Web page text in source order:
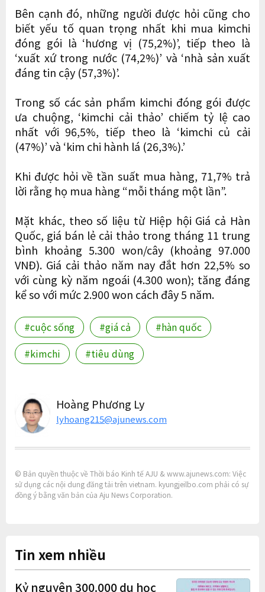
Bên cạnh đó, những người được hỏi cũng cho
biết yếu tố quan trọng nhất khi mua kimchi
đóng gói là ‘hương vị (75,2%)’, tiếp theo là
‘xuất xứ trong nước (74,2%)’ và ‘nhà sản xuất
đáng tin cậy (57,3%)’.
Trong số các sản phẩm kimchi đóng gói được
ưa chuộng, ‘kimchi cải thảo’ chiếm tỷ lệ cao
nhất với 96,5%, tiếp theo là ‘kimchi củ cải
(47%)’ và ‘kim chi hành lá (26,3%).’
Khi được hỏi về tần suất mua hàng, 71,7% trả
lời rằng họ mua hàng “mỗi tháng một lần”.
Mặt khác, theo số liệu từ Hiệp hội Giá cả Hàn
Quốc, giá bán lẻ cải thảo trong tháng 11 trung
bình khoảng 5.300 won/cây (khoảng 97.000
VNĐ). Giá cải thảo năm nay đắt hơn 22,5% so
với cùng kỳ năm ngoái (4.300 won); tăng đáng
kể so với mức 2.900 won cách đây 5 năm.
#cuộc sống #giá cả
#hàn quốc
#kimchi
#tiêu dùng
Hoàng Phương Ly
lyhoang215@ajunews.com
© Bản quyền thuộc về Thời báo Kinh tế AJU & www.ajunews.com: Việc
sử dụng các nội dung đăng tải trên vietnam. kyungjeilbo.com phải có sự
đồng ý bằng văn bản của Aju News Corporation.
Tin xem nhiều
Kỷ nguyên 300.000 du học